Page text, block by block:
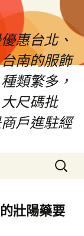
惠台北、
南的服飾
類繁多，
尺碼批
戶進駐經
搜
尋
鍵
字:
壯陽藥要